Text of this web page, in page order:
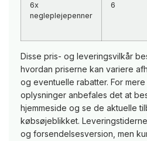
6x
negleplejepenner
6
Disse pris- og leveringsvilkår
hvordan priserne kan variere
og eventuelle rabatter. For
oplysninger anbefales det at
hjemmeside og se de aktuelle
købsøjeblikket.
og forsendelsesversion, men